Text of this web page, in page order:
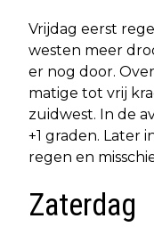
Vrijdag eerst
westen meer
er nog door.
matige tot vrij
zuidwest. In de
+1 graden. Later
regen en
Zaterdag